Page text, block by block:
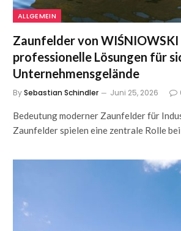
ALLGEMEIN
Zaunfelder von WIŚNIOWSKI
professionelle Lösungen für
Unternehmensgelände
BySebastian Schindler Juni 25, 2026
Bedeutung moderner Zaunfelder für
Zaunfelder spielen eine zentrale Rolle